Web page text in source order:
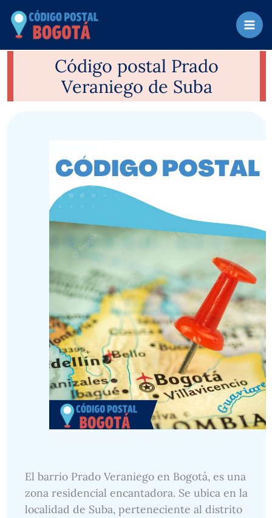
contenido
Código postal Prado
Veraniego de Suba
El barrio Prado Veraniego en Bogotá, es una
zona residencial encantadora. Se ubica en la
localidad de Suba, perteneciente al distrito